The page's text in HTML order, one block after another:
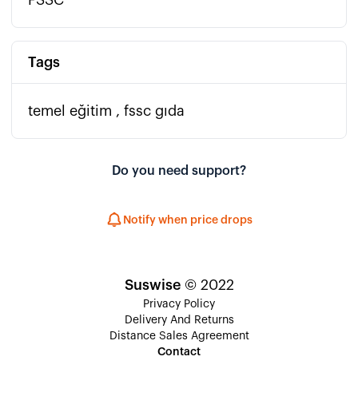
Tags
temel eğitim , fssc gıda
Do you need support?
Notify when price drops
Suswise© 2022
Privacy Policy
Delivery And Returns
Distance Sales Agreement
Contact